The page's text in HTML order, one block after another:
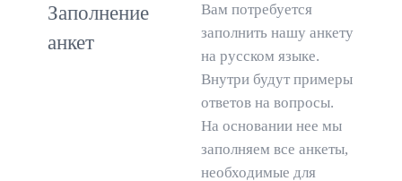
Заполнение
анкет
Вам потребуется
заполнить нашу анкету
на русском языке.
Внутри будут примеры
ответов на вопросы.
На основании нее мы
заполняем все анкеты,
необходимые для